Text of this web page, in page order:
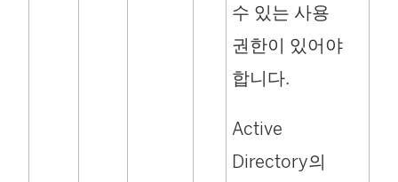
수 있는 사용
권한이 있어야
합니다.
Active
Directory의